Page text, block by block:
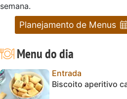
semana.
Planejamento de Menus
Menu do dia
Entrada
Biscoito aperitivo